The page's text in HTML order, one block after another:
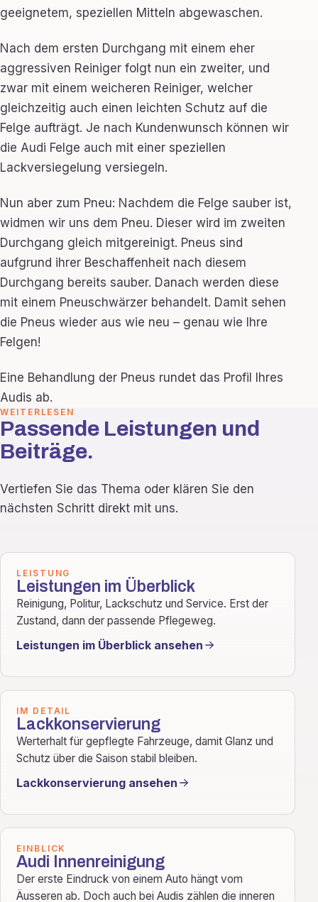
geeignetem, speziellen Mitteln abgewaschen.
Nach dem ersten Durchgang mit einem eher
aggressiven Reiniger folgt nun ein zweiter, und
zwar mit einem weicheren Reiniger, welcher
gleichzeitig auch einen leichten Schutz auf die
Felge aufträgt. Je nach Kundenwunsch können wir
die Audi Felge auch mit einer speziellen
Lackversiegelung versiegeln.
Nun aber zum Pneu: Nachdem die Felge sauber ist,
widmen wir uns dem Pneu. Dieser wird im zweiten
Durchgang gleich mitgereinigt. Pneus sind
aufgrund ihrer Beschaffenheit nach diesem
Durchgang bereits sauber. Danach werden diese
mit einem Pneuschwärzer behandelt. Damit sehen
die Pneus wieder aus wie neu – genau wie Ihre
Felgen!
Eine Behandlung der Pneus rundet das Profil Ihres
Audis ab.
WEITERLESEN
Passende Leistungen und
Beiträge.
Vertiefen Sie das Thema oder klären Sie den
nächsten Schritt direkt mit uns.
LEISTUNG
Leistungen im Überblick
Reinigung, Politur, Lackschutz und Service. Erst der
Zustand, dann der passende Pflegeweg.
Leistungen im Überblick ansehen
IM DETAIL
Lackkonservierung
Werterhalt für gepflegte Fahrzeuge, damit Glanz und
Schutz über die Saison stabil bleiben.
Lackkonservierung ansehen
EINBLICK
Audi Innenreinigung
Der erste Eindruck von einem Auto hängt vom
Äusseren ab. Doch auch bei Audis zählen die inneren